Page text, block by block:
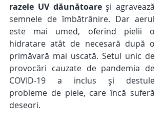
razele UV dăunătoare și agravează
semnele de îmbătrânire. Dar aerul
este mai umed, oferind pielii o
hidratare atât de necesară după o
primăvară mai uscată. Setul unic de
provocări cauzate de pandemia de
COVID-19 a inclus și destule
probleme de piele, care încă suferă
deseori.